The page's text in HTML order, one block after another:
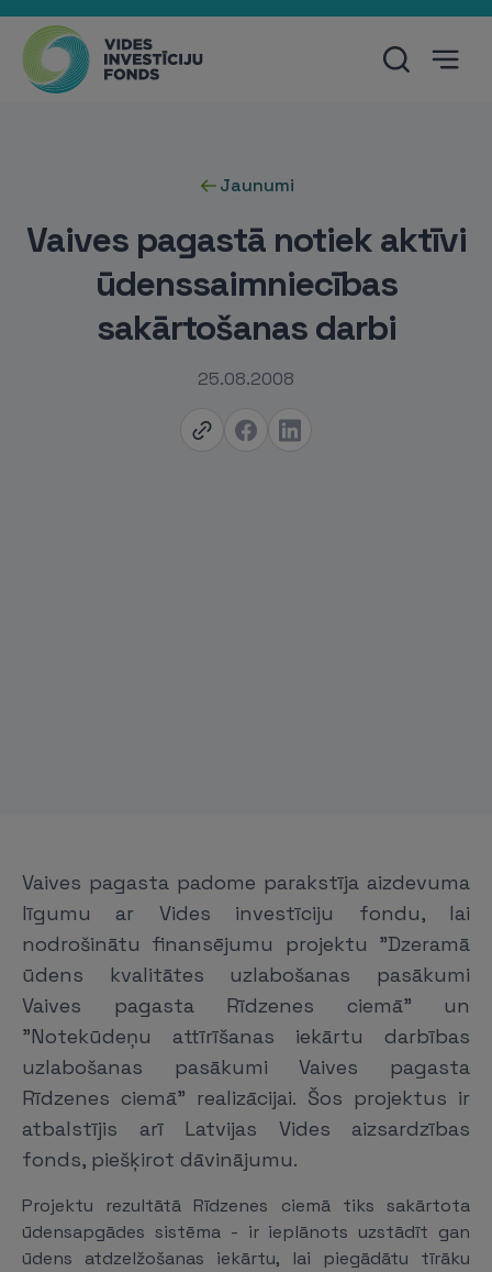
Jaunumi
Vaives pagastā notiek aktīvi
ūdenssaimniecības
sakārtošanas darbi
25.08.2008
Vaives pagasta padome parakstīja aizdevuma
līgumu ar Vides investīciju fondu, lai
nodrošinātu finansējumu projektu "Dzeramā
ūdens kvalitātes uzlabošanas pasākumi
Vaives pagasta Rīdzenes ciemā" un
"Notekūdeņu attīrīšanas iekārtu darbības
uzlabošanas pasākumi Vaives pagasta
Rīdzenes ciemā" realizācijai. Šos projektus ir
atbalstījis arī Latvijas Vides aizsardzības
fonds, piešķirot dāvinājumu.
Projektu rezultātā Rīdzenes ciemā tiks sakārtota
ūdensapgādes sistēma - ir ieplānots uzstādīt gan
ūdens atdzelžošanas iekārtu, lai piegādātu tīrāku